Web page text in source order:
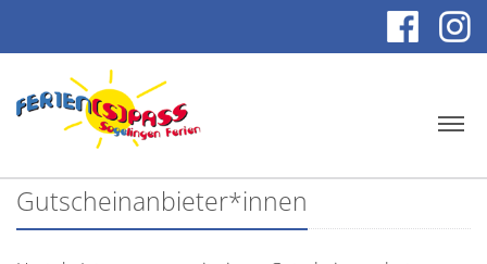
Gutscheinanbieter*innen